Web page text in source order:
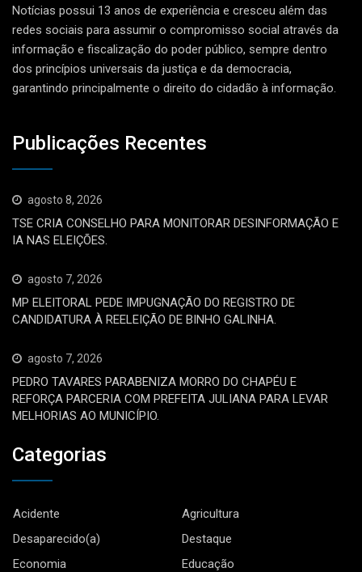
Notícias possui 13 anos de experiência e cresceu além das
redes sociais para assumir o compromisso social através da
informação e fiscalização do poder público, sempre dentro
dos princípios universais da justiça e da democracia,
garantindo principalmente o direito do cidadão à informação.
Publicações Recentes
agosto 8, 2026
TSE CRIA CONSELHO PARA MONITORAR DESINFORMAÇÃO E
IA NAS ELEIÇÕES.
agosto 7, 2026
MP ELEITORAL PEDE IMPUGNAÇÃO DO REGISTRO DE
CANDIDATURA À REELEIÇÃO DE BINHO GALINHA.
agosto 7, 2026
PEDRO TAVARES PARABENIZA MORRO DO CHAPÉU E
REFORÇA PARCERIA COM PREFEITA JULIANA PARA LEVAR
MELHORIAS AO MUNICÍPIO.
Categorias
Acidente
Agricultura
Desaparecido(a)
Destaque
Economia
Educação